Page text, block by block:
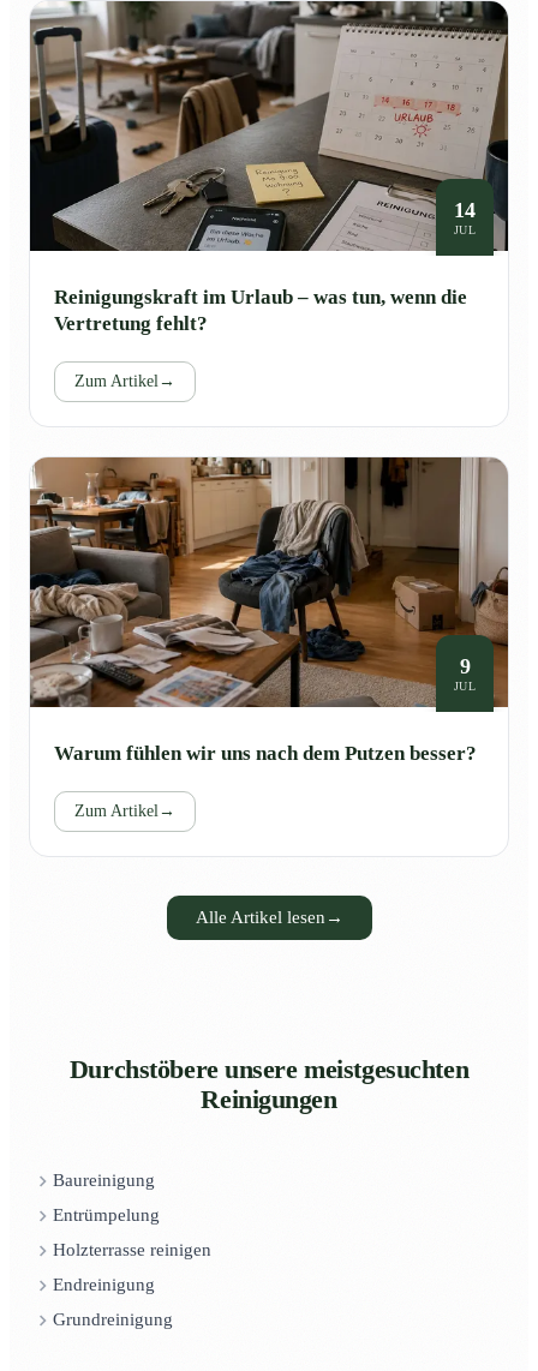
14
JUL
Reinigungskraft im Urlaub – was tun, wenn die
Vertretung fehlt?
Zum Artikel→
9
JUL
Warum fühlen wir uns nach dem Putzen besser?
Zum Artikel→
Alle Artikel lesen →
Durchstöbere unsere meistgesuchten
Reinigungen
Baureinigung
Entrümpelung
Holzterrasse reinigen
Endreinigung
Grundreinigung